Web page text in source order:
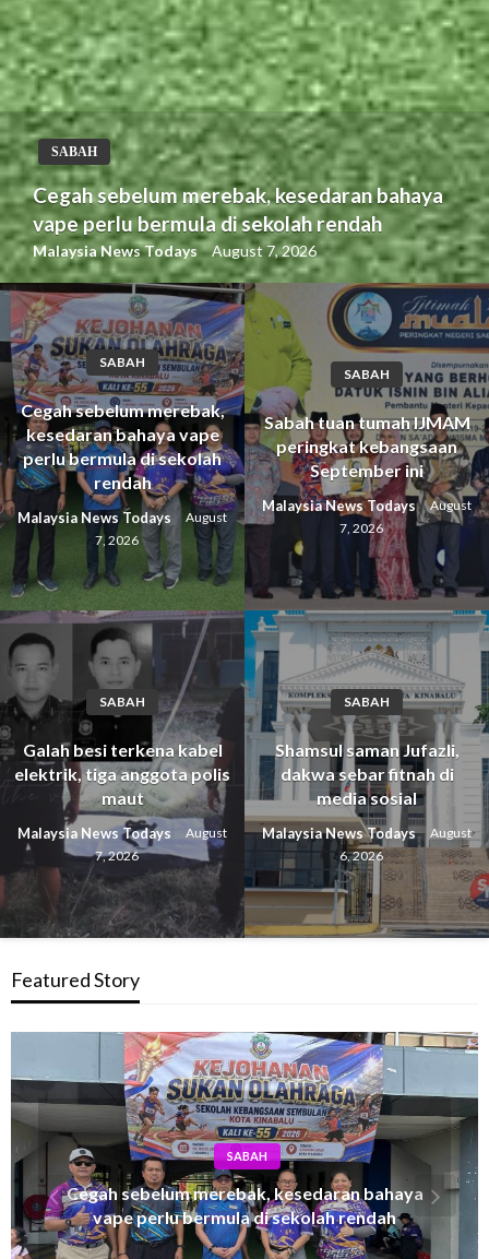
SABAH
Cegah sebelum merebak, kesedaran bahaya
vape perlu bermula di sekolah rendah
Malaysia News Todays August 7, 2026
SABAH
Cegah sebelum merebak,
kesedaran bahaya vape
perlu bermula di sekolah
rendah
Malaysia News Todays
August
7, 2026
SABAH
Sabah tuan tumah IJMAM
peringkat kebangsaan
September ini
Malaysia News Todays
August
7, 2026
SABAH
Galah besi terkena kabel
elektrik, tiga anggota polis
maut
Malaysia News Todays
August
7, 2026
SABAH
Shamsul saman Jufazli,
dakwa sebar fitnah di
media sosial
Malaysia News Todays
August
6, 2026
Featured Story
SABAH
Sabah tuan tumah IJMAM peringkat
kebangsaan September ini